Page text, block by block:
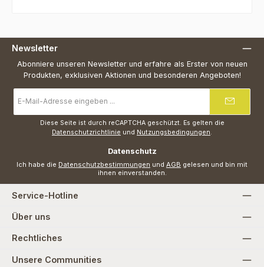
Newsletter
Abonniere unseren Newsletter und erfahre als Erster von neuen
Produkten, exklusiven Aktionen und besonderen Angeboten!
Mail-
Adresse
Diese Seite ist durch reCAPTCHA geschützt. Es gelten die
Datenschutzrichtlinie und Nutzungsbedingungen.
Datenschutz
Ich habe die Datenschutzbestimmungen und AGB gelesen und bin mit
ihnen einverstanden.
Service-Hotline
Über uns
Rechtliches
Unsere Communities